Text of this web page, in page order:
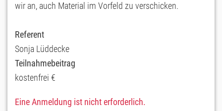
wir an, auch Material im Vorfeld zu verschicken.
Referent
Sonja Lüddecke
Teilnahmebeitrag
kostenfrei €
Eine Anmeldung ist nicht erforderlich.